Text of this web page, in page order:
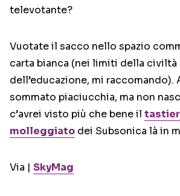
televotante?
Vuotate il sacco nello spazio
carta bianca (nei limiti della civiltà
dell’educazione, mi raccomando).
sommato piaciucchia, ma non
c’avrei visto più che bene il
molleggiato dei Subsonica là in
Via | SkyMag